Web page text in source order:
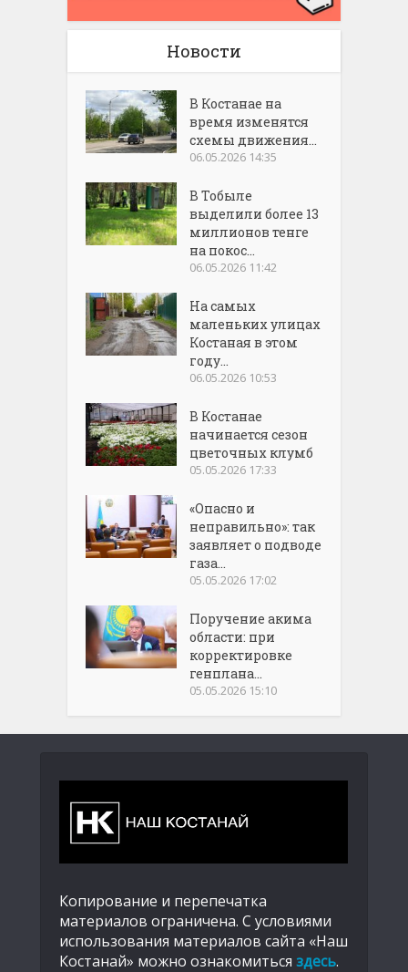
Новости
В Костанае на
время изменятся
схемы движения...
06.05.2026 14:35
В Тобыле
выделили более 13
миллионов тенге
на покос...
06.05.2026 11:42
На самых
маленьких улицах
Костаная в этом
году...
06.05.2026 10:53
В Костанае
начинается сезон
цветочных клумб
05.05.2026 17:33
«Опасно и
неправильно»: так
заявляет о подводе
газа...
05.05.2026 17:02
Поручение акима
области: при
корректировке
генплана...
05.05.2026 15:10
Копирование и перепечатка
материалов ограничена. С условиями
использования материалов сайта «Наш
Костанай» можно ознакомиться здесь.